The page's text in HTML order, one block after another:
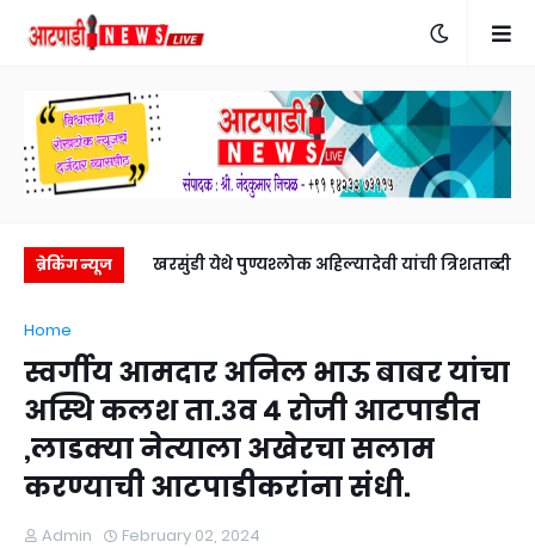
ब्रेकिंग न्यूज
खरसुंडी येथे पुण्यश्लोक अहिल्यादेवी यांची त्रिशताब्दी
जिल्हा
कामाचा शुभारंभ
Home
स्वर्गीय आमदार अनिल भाऊ बाबर यांचा
अस्थि कलश ता.३व ४ रोजी आटपाडीत
,लाडक्या नेत्याला अखेरचा सलाम
करण्याची आटपाडीकरांना संधी.
Admin February 02, 2024